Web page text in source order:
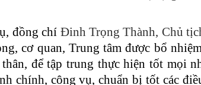
đồng chí Đinh Trọng Thành, Chủ
cơ quan, Trung tâm được bổ
để tập trung thực hiện tốt mọi
chính, công vụ, chuẩn bị tốt các